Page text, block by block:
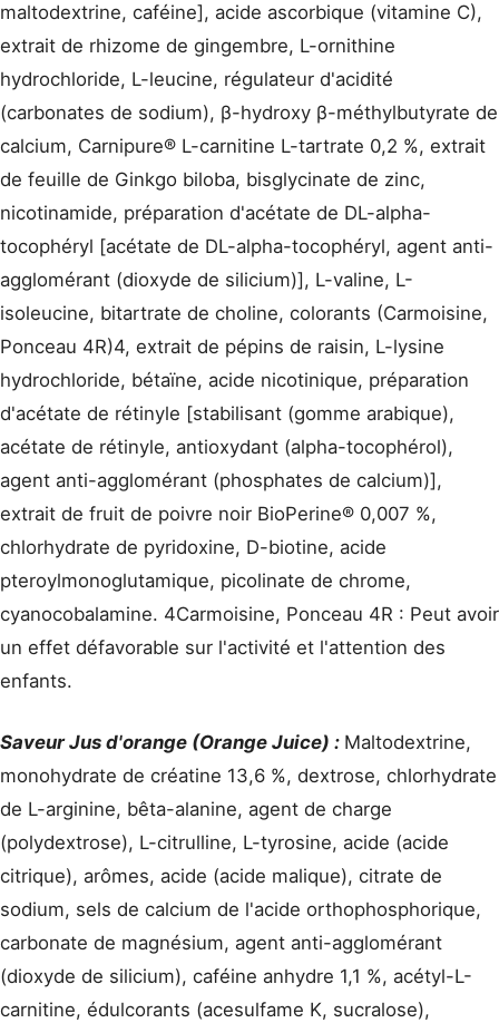
maltodextrine, caféine], acide ascorbique (vitamine C),
extrait de rhizome de gingembre, L-ornithine
hydrochloride, L-leucine, régulateur d'acidité
(carbonates de sodium), β-hydroxy β-méthylbutyrate de
calcium, Carnipure® L-carnitine L-tartrate 0,2 %, extrait
de feuille de Ginkgo biloba, bisglycinate de zinc,
nicotinamide, préparation d'acétate de DL-alpha-
tocophéryl [acétate de DL-alpha-tocophéryl, agent anti-
agglomérant (dioxyde de silicium)], L-valine, L-
isoleucine, bitartrate de choline, colorants (Carmoisine,
Ponceau 4R)4, extrait de pépins de raisin, L-lysine
hydrochloride, bétaïne, acide nicotinique, préparation
d'acétate de rétinyle [stabilisant (gomme arabique),
acétate de rétinyle, antioxydant (alpha-tocophérol),
agent anti-agglomérant (phosphates de calcium)],
extrait de fruit de poivre noir BioPerine® 0,007 %,
chlorhydrate de pyridoxine, D-biotine, acide
pteroylmonoglutamique, picolinate de chrome,
cyanocobalamine. 4Carmoisine, Ponceau 4R : Peut avoir
un effet défavorable sur l'activité et l'attention des
enfants.
Saveur Jus d'orange (Orange Juice) : Maltodextrine,
monohydrate de créatine 13,6 %, dextrose, chlorhydrate
de L-arginine, bêta-alanine, agent de charge
(polydextrose), L-citrulline, L-tyrosine, acide (acide
citrique), arômes, acide (acide malique), citrate de
sodium, sels de calcium de l'acide orthophosphorique,
carbonate de magnésium, agent anti-agglomérant
(dioxyde de silicium), caféine anhydre 1,1 %, acétyl-L-
carnitine, édulcorants (acesulfame K, sucralose),